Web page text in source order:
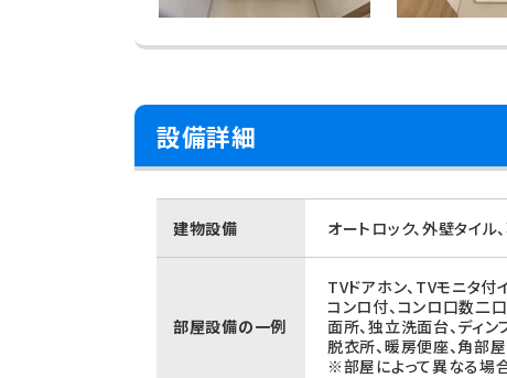
設備詳細
建物設備 オートロック、外壁タイ
部屋設備の一例
TVドアホン、TVモニタ付
コンロ付、コンロ口数二口
面所、独立洗面台、ディン
脱衣所、暖房便座、角部屋
※部屋によって異なる場